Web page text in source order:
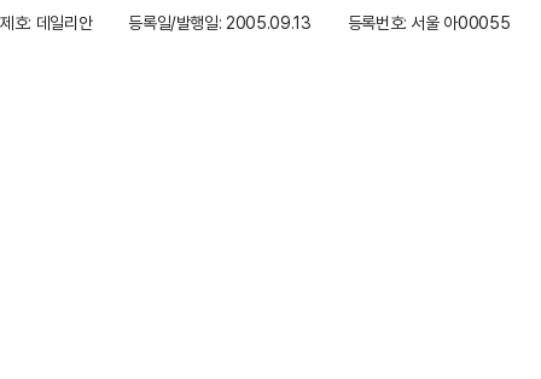
제호: 데일리안
등록일/발행일: 2005.09.13 등록번호: 서울 아00055